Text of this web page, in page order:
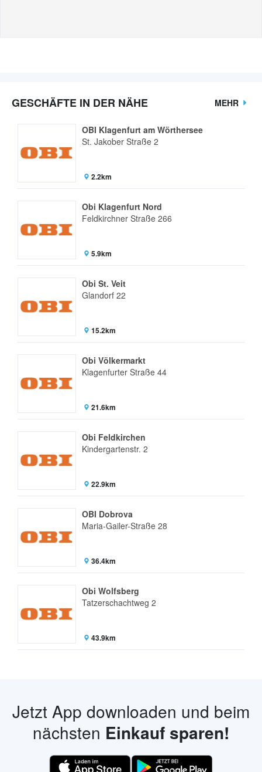
GESCHÄFTE IN DER NÄHE MEHR
OBI Klagenfurt am Wörthersee
St. Jakober Straße 2
2.2km
Obi Klagenfurt Nord
Feldkirchner Straße 266
5.9km
Obi St. Veit
Glandorf 22
15.2km
Obi Völkermarkt
Klagenfurter Straße 44
21.6km
Obi Feldkirchen
Kindergartenstr. 2
22.9km
OBI Dobrova
Maria-Gailer-Straße 28
36.4km
Obi Wolfsberg
Tatzerschachtweg 2
43.9km
Jetzt App downloaden und beim
nächsten Einkauf sparen!